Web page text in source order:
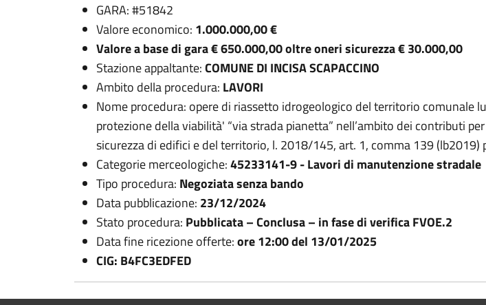
GARA: #51842
Valore economico: 1.000.000,00 €
Valore a base di gara € 650.000,00 oltre oneri sicurezza € 30.000,00
Stazione appaltante:COMUNE DI INCISA SCAPACCINO
Ambito della procedura: LAVORI
Nome procedura: opere di riassetto idrogeologico del territorio comunale
protezione della viabilità' “via strada pianetta” nell’ambito dei contributi
sicurezza di edifici e del territorio, l. 2018/145, art. 1, comma 139
Categorie merceologiche:45233141-9 - Lavori di manutenzione stradale
Tipo procedura: Negoziata senza bando
Data pubblicazione: 23/12/2024
Stato procedura: Pubblicata – Conclusa – in fase di verifica FVOE.2
Data fine ricezione offerte:ore 12:00 del 13/01/2025
CIG: B4FC3EDFED